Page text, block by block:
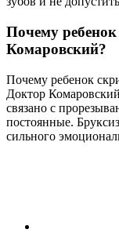
Почему
Комаровский?
Почему ребенок
Доктор
связано с
постоянные.
сильного